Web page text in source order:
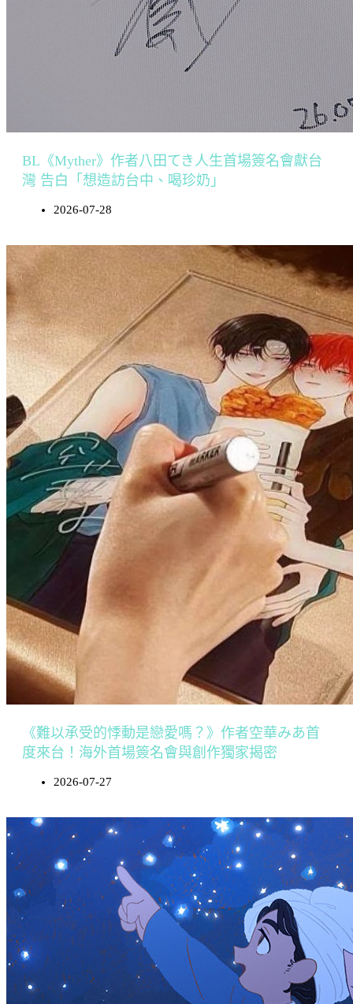
BL《Myther》作者八田てき人生首場簽名會獻台
灣 告白「想造訪台中、喝珍奶」
2026-07-28
《難以承受的悸動是戀愛嗎？》作者空華みあ首
度來台！海外首場簽名會與創作獨家揭密
2026-07-27